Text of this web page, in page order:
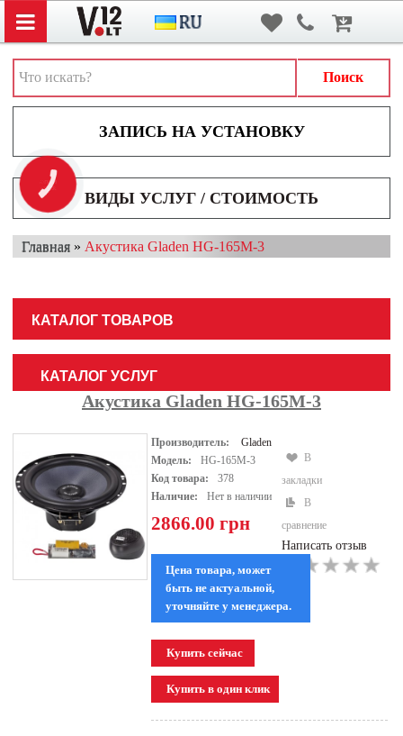
Поиск
ВИДЫ УСЛУГ / СТОИМОСТЬ
Вход/Регистрация
АВТОЗВУК
АКСЕССУАРЫ И ДОПОЛНИТЕЛЬНОЕ ОБОРУДОВАНИЕ
ВИДЕОРЕГИСТРАТОРЫ
МУЛЬТИМЕДИА
НАВИГАТОРЫ
ПАРКОВОЧНЫЕ СИСТЕМЫ
ТОНИРОВАНИЕ / БРОНИРОВАНИЕ
Главная » Акустика Gladen HG-165M-3
КАТАЛОГ ТОВАРОВ
КАТАЛОГ УСЛУГ
Акустика Gladen HG-165M-3
Производитель:
Gladen
Модель:
HG-165M-3
Код товара:
378
Наличие:
Нет в наличии
2866.00 грн
Цена товара, может
быть не актуальной,
уточняйте у менеджера.
В
закладки
В
сравнение
Написать отзыв
КНОПКА
ЗВ'ЯЗКУ